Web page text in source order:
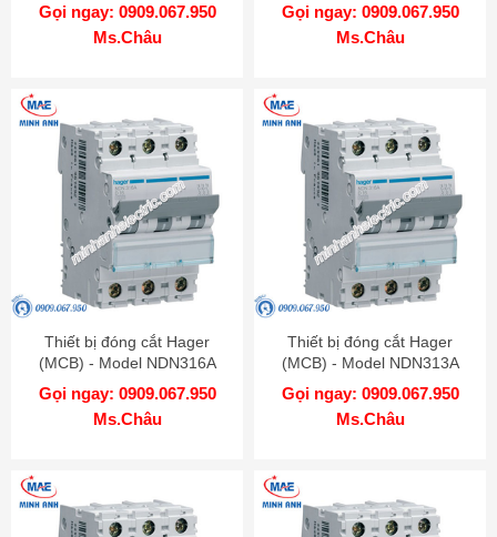
Gọi ngay: 0909.067.950
Ms.Châu
Gọi ngay: 0909.067.950
Ms.Châu
Thiết bị đóng cắt Hager
(MCB) - Model NDN316A
Gọi ngay: 0909.067.950
Ms.Châu
Thiết bị đóng cắt Hager
(MCB) - Model NDN313A
Gọi ngay: 0909.067.950
Ms.Châu